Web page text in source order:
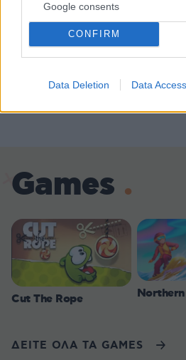
Google consents
CONFIRM
Data Deletion Data Access
Οι τελευταίες ημέρες του κουταβιού
που ζούσε με λύκους στην
Μακεδονία - Γιατί δεν περισυνελέγη
Games
Cut The Rope
ΔΕΙΤΕ ΟΛΑ ΤΑ GAMES